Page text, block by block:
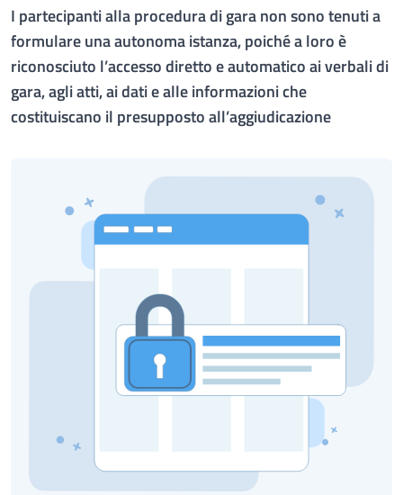
I partecipanti alla procedura di gara non sono tenuti a
formulare una autonoma istanza, poiché a loro è
riconosciuto l’accesso diretto e automatico ai verbali di
gara, agli atti, ai dati e alle informazioni che
costituiscano il presupposto all’aggiudicazione